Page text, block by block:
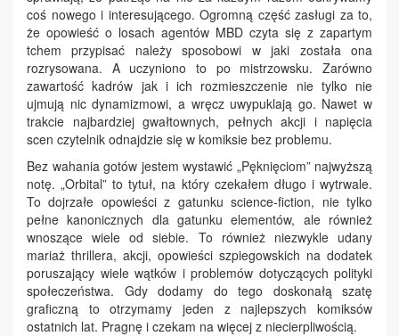
coś nowego i interesującego. Ogromną część zasługi za to,
że opowieść o losach agentów MBD czyta się z zapartym
tchem przypisać należy sposobowi w jaki została ona
rozrysowana. A uczyniono to po mistrzowsku. Zarówno
zawartość kadrów jak i ich rozmieszczenie nie tylko nie
ujmują nic dynamizmowi, a wręcz uwypuklają go. Nawet w
trakcie najbardziej gwałtownych, pełnych akcji i napięcia
scen czytelnik odnajdzie się w komiksie bez problemu.
Bez wahania gotów jestem wystawić „Pęknięciom” najwyższą
notę. „Orbital” to tytuł, na który czekałem długo i wytrwale.
To dojrzałe opowieści z gatunku science-fiction, nie tylko
pełne kanonicznych dla gatunku elementów, ale również
wnoszące wiele od siebie. To również niezwykle udany
mariaż thrillera, akcji, opowieści szpiegowskich na dodatek
poruszający wiele wątków i problemów dotyczących polityki
społeczeństwa. Gdy dodamy do tego doskonałą szatę
graficzną to otrzymamy jeden z najlepszych komiksów
ostatnich lat. Pragnę i czekam na więcej z niecierpliwością.